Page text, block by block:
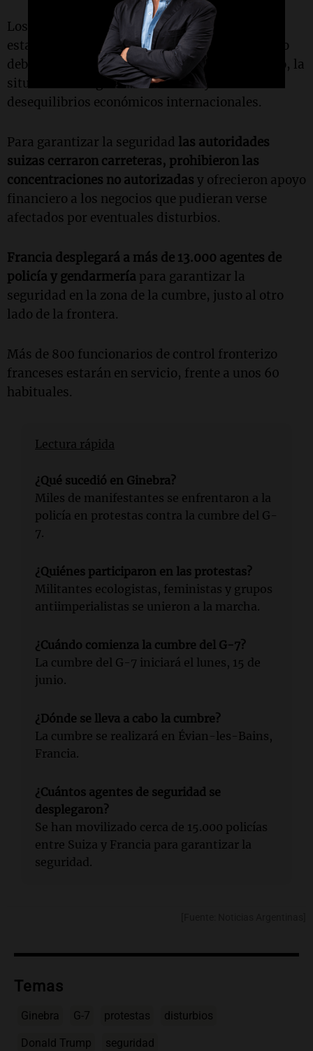
Los líderes mundiales, entre ellos el presidente
estadounidense, Donald Trump
, tienen previsto
debatir asuntos como la crisis de Oriente Medio, la
situación de la guerra en Ucrania y los
desequilibrios económicos internacionales.
Para garantizar la seguridad las autoridades
suizas cerraron carreteras, prohibieron las
concentraciones no autorizadas y ofrecieron apoyo
financiero a los negocios que pudieran verse
afectados por eventuales disturbios.
Francia desplegará a más de 13.000 agentes de
policía y gendarmería para garantizar la
seguridad en la zona de la cumbre, justo al otro
lado de la frontera.
Más de 800 funcionarios de control fronterizo
franceses estarán en servicio, frente a unos 60
habituales.
Lectura rápida
¿Qué sucedió en Ginebra?
Miles de manifestantes se enfrentaron a la
policía en protestas contra la cumbre del G-
7.
¿Quiénes participaron en las protestas?
Militantes ecologistas, feministas y grupos
antiimperialistas se unieron a la marcha.
¿Cuándo comienza la cumbre del G-7?
La cumbre del G-7 iniciará el lunes, 15 de
junio.
¿Dónde se lleva a cabo la cumbre?
La cumbre se realizará en Évian-les-Bains,
Francia.
¿Cuántos agentes de seguridad se
desplegaron?
Se han movilizado cerca de 15.000 policías
entre Suiza y Francia para garantizar la
seguridad.
Temas
Ginebra G-7 protestas disturbios
Donald Trump seguridad